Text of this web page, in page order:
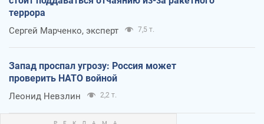
террора
Сергей Марченко, эксперт 7,5 т.
Запад проспал угрозу: Россия может
проверить НАТО войной
Леонид Невзлин 2,2 т.